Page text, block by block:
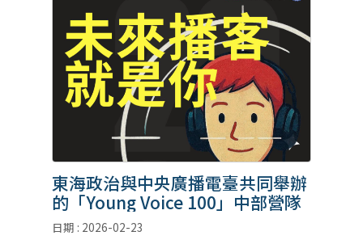
東海政治與中央廣播電臺共同舉辦
的「Young Voice 100」中部營隊
日期 : 2026-02-23